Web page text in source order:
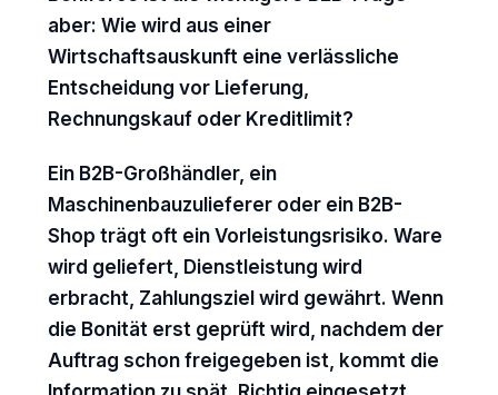
aber: Wie wird aus einer
Wirtschaftsauskunft eine verlässliche
Entscheidung vor Lieferung,
Rechnungskauf oder Kreditlimit?
Ein B2B-Großhändler, ein
Maschinenbauzulieferer oder ein B2B-
Shop trägt oft ein Vorleistungsrisiko. Ware
wird geliefert, Dienstleistung wird
erbracht, Zahlungsziel wird gewährt. Wenn
die Bonität erst geprüft wird, nachdem der
Auftrag schon freigegeben ist, kommt die